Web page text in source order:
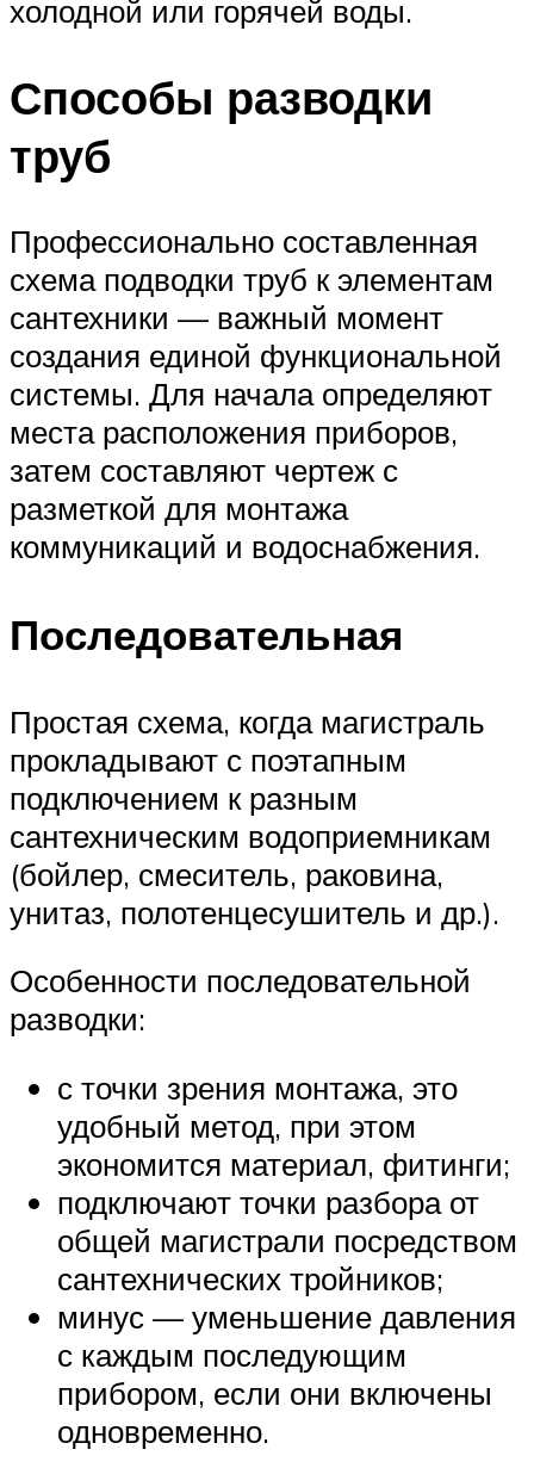
холодной или горячей воды.
Способы разводки
труб
Профессионально составленная
схема подводки труб к элементам
сантехники — важный момент
создания единой функциональной
системы. Для начала определяют
места расположения приборов,
затем составляют чертеж с
разметкой для монтажа
коммуникаций и водоснабжения.
Последовательная
Простая схема, когда магистраль
прокладывают с поэтапным
подключением к разным
сантехническим водоприемникам
(бойлер, смеситель, раковина,
унитаз, полотенцесушитель и др.).
Особенности последовательной
разводки:
с точки зрения монтажа, это
удобный метод, при этом
экономится материал, фитинги;
подключают точки разбора от
общей магистрали посредством
сантехнических тройников;
минус — уменьшение давления
с каждым последующим
прибором, если они включены
одновременно.